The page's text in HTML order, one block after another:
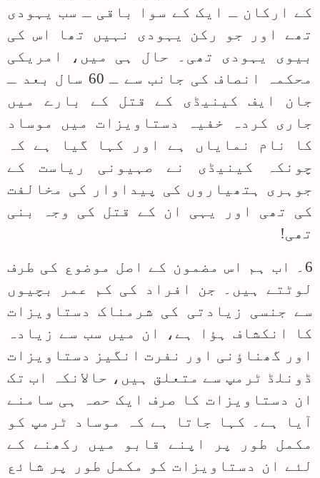
کے ارکان ـ ایک کے سوا باقی ـ سب یہودی
تھے اور جو رکن یہودی نہیں تھا اس کی
بیوی یہودی تھی۔ حال ہی میں، امریکی
محکمہ انصاف کی جانب سے ـ 60 سال بعد ـ
جان ایف کینیڈی کے قتل کے بارے میں
جاری کردہ خفیہ دستاویزات میں موساد
کا نام نمایاں ہے اور کہا گیا ہے کہ
چونکہ کینیڈی نے صہیونی ریاست کے
جوہری ہتھیاروں کی پیداوار کی مخالفت
کی تھی اور یہی ان کے قتل کی وجہ بنی
تھی!
6۔ اب ہم اس مضمون کے اصل موضوع کی طرف
لوٹتے ہیں۔ جن افراد کی کم عمر بچیوں
سے جنسی زیادتی کی شرمناک دستاویزات
کا انکشاف ہؤا ہے، ان میں سب سے زیادہ
اور گھناؤنی اور نفرت انگیز دستاویزات
ڈونلڈ ٹرمپ سے متعلق ہیں، حالانکہ اب تک
ان دستاویزات کا صرف ایک حصہ ہی سامنے
آیا ہے۔ کہا جاتا ہے کہ موساد ٹرمپ کو
مکمل طور پر اپنے قابو میں رکھنے کے
لئے ان دستاویزات کو مکمل طور پر شائع